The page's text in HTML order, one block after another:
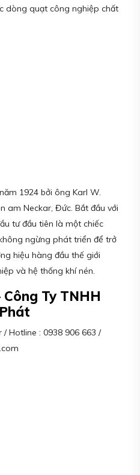
dòng quạt công nghiệp chất
1924 bởi ông Karl W.
am Neckar, Đức. Bắt đầu với
tư đầu tiên là một chiếc
ngừng phát triển để trở
hiệu hàng đầu thế giới
và hệ thống khí nén.
Ty TNHH
Hotline : 0938 906 663 /